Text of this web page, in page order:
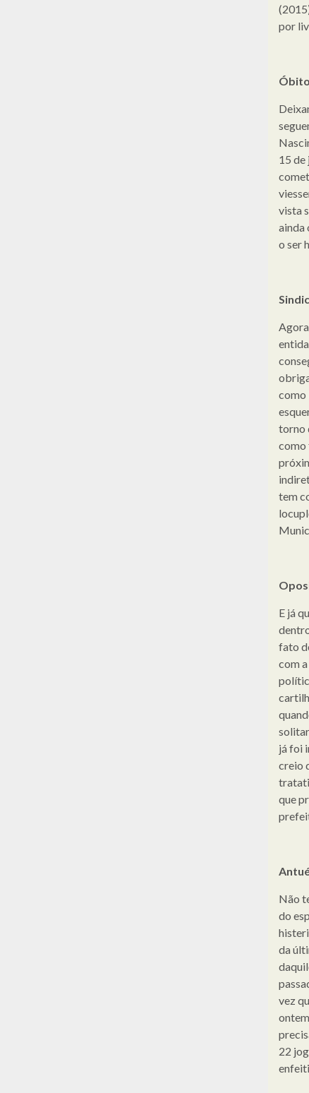
por
Óbito
15 de
vista
ainda
o ser
como
torno
como
tem
E já
fato
com
já foi
creio
que
Não
do
da
vez
22